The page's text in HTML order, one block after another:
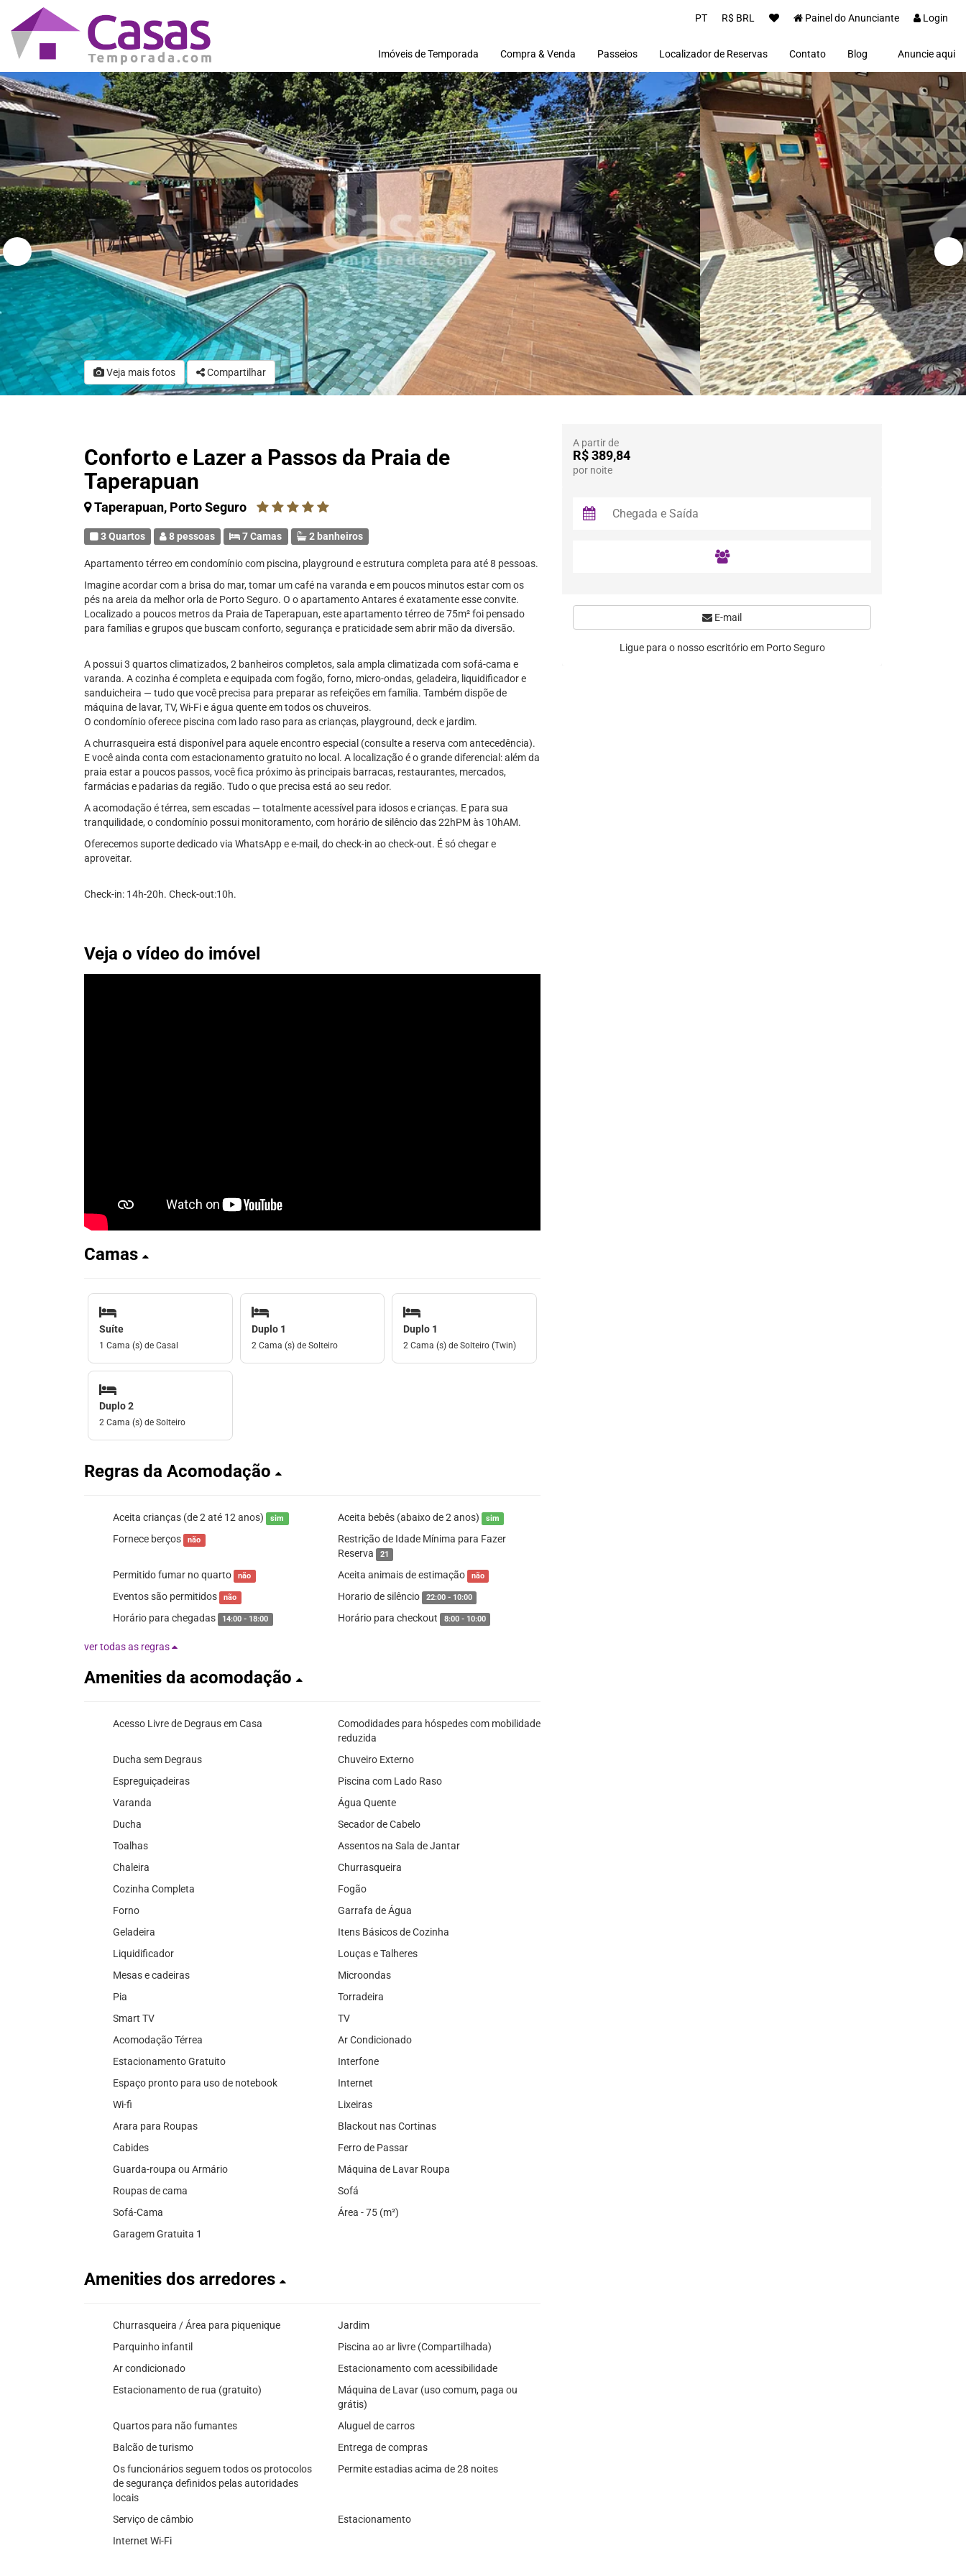
PT R$ BRL Painel do Anunciante Login
Imóveis de Temporada Compra & Venda
Imóveis
Terrenos
Passeios Localizador de Reservas Contato Blog
Proprietários(as)
Clientes
Notícias
Anuncie aqui
Veja mais fotos Compartilhar
Conforto e Lazer a Passos da Praia de
Taperapuan
Taperapuan, Porto Seguro
3 Quartos 8 pessoas 7 Camas 2 banheiros
Apartamento térreo em condomínio com piscina, playground e estrutura completa para até 8 pessoas.
Imagine acordar com a brisa do mar, tomar um café na varanda e em poucos minutos estar com os
pés na areia da melhor orla de Porto Seguro. O o apartamento Antares é exatamente esse convite.
Localizado a poucos metros da Praia de Taperapuan, este apartamento térreo de 75m² foi pensado
para famílias e grupos que buscam conforto, segurança e praticidade sem abrir mão da diversão.
A possui 3 quartos climatizados, 2 banheiros completos, sala ampla climatizada com sofá-cama e
varanda. A cozinha é completa e equipada com fogão, forno, micro-ondas, geladeira, liquidificador e
sanduicheira — tudo que você precisa para preparar as refeições em família. Também dispõe de
máquina de lavar, TV, Wi-Fi e água quente em todos os chuveiros.
O condomínio oferece piscina com lado raso para as crianças, playground, deck e jardim.
A churrasqueira está disponível para aquele encontro especial (consulte a reserva com antecedência).
E você ainda conta com estacionamento gratuito no local. A localização é o grande diferencial: além da
praia estar a poucos passos, você fica próximo às principais barracas, restaurantes, mercados,
farmácias e padarias da região. Tudo o que precisa está ao seu redor.
A acomodação é térrea, sem escadas — totalmente acessível para idosos e crianças. E para sua
tranquilidade, o condomínio possui monitoramento, com horário de silêncio das 22hPM às 10hAM.
Oferecemos suporte dedicado via WhatsApp e e-mail, do check-in ao check-out. É só chegar e
aproveitar.
Check-in: 14h-20h. Check-out:10h.
Veja o vídeo do imóvel
Camas
Suíte
1 Cama (s) de Casal
Duplo 1
2 Cama (s) de Solteiro
Duplo 1
2 Cama (s) de Solteiro (Twin)
Duplo 2
2 Cama (s) de Solteiro
Regras da Acomodação
Aceita crianças (de 2 até 12 anos) sim Aceita bebês (abaixo de 2 anos) sim
Fornece berços não
Restrição de Idade Mínima para Fazer
Reserva
21
Permitido fumar no quarto não Aceita animais de estimação não
Eventos são permitidos não Horario de silêncio 22:00 - 10:00
Horário para chegadas 14:00 - 18:00 Horário para checkout 8:00 - 10:00
ver todas as regras
Amenities da acomodação
Acesso Livre de Degraus em Casa
Comodidades para hóspedes com mobilidade
reduzida
Ducha sem Degraus
Chuveiro Externo
Espreguiçadeiras
Piscina com Lado Raso
Varanda
Água Quente
Ducha
Secador de Cabelo
Toalhas
Assentos na Sala de Jantar
Chaleira
Churrasqueira
Cozinha Completa
Fogão
Forno
Garrafa de Água
Geladeira
Itens Básicos de Cozinha
Liquidificador
Louças e Talheres
Mesas e cadeiras
Microondas
Pia
Torradeira
Smart TV
TV
Acomodação Térrea
Ar Condicionado
Estacionamento Gratuito
Interfone
Espaço pronto para uso de notebook
Internet
Wi-fi
Lixeiras
Arara para Roupas
Blackout nas Cortinas
Cabides
Ferro de Passar
Guarda-roupa ou Armário
Máquina de Lavar Roupa
Roupas de cama
Sofá
Sofá-Cama
Área - 75 (m²)
Garagem Gratuita 1
Amenities dos arredores
Churrasqueira / Área para piquenique
Jardim
Parquinho infantil
Piscina ao ar livre (Compartilhada)
Ar condicionado
Estacionamento com acessibilidade
Estacionamento de rua (gratuito)
Máquina de Lavar (uso comum, paga ou
grátis)
Quartos para não fumantes
Aluguel de carros
Balcão de turismo
Entrega de compras
Os funcionários seguem todos os protocolos
de segurança definidos pelas autoridades
locais
Permite estadias acima de 28 noites
Serviço de câmbio
Estacionamento
Internet Wi-Fi
A partir de
R$ 389,84
por noite
E-mail
Ligue para o nosso escritório em Porto Seguro